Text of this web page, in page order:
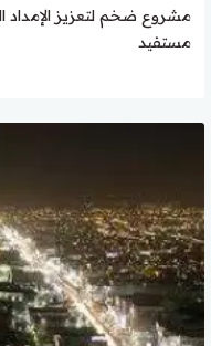
مستفيد